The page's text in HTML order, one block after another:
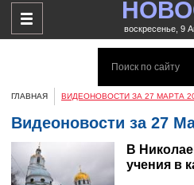
воскресенье, 9
ГЛАВНАЯ ВИДЕОНОВОСТИ ЗА 27 МАРТА
Видеоновости за 27
В
учения в